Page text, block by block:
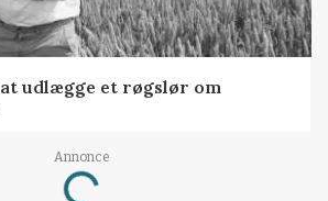
udlægge et røgslør om
Annonce
Loading...